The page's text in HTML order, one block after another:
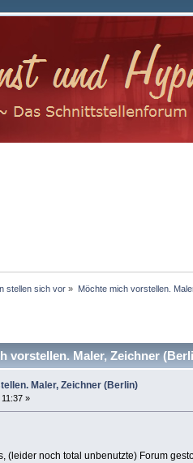
stellen sich vor » Möchte mich vorstellen.
vorstellen. Maler, Zeichner
Maler, Zeichner (Berlin)
»
(leider noch total unbenutzte) Forum